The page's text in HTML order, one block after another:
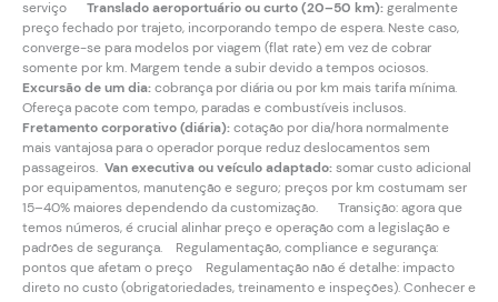
serviço Translado aeroportuário ou curto (20–50 km):geralmente
preço fechado por trajeto, incorporando tempo de espera. Neste caso,
converge-se para modelos por viagem (flat rate) em vez de cobrar
somente por km. Margem tende a subir devido a tempos ociosos.
Excursão de um dia:cobrança por diária ou por km mais tarifa mínima.
Ofereça pacote com tempo, paradas e combustíveis inclusos.
Fretamento corporativo (diária):cotação por dia/hora normalmente
mais vantajosa para o operador porque reduz deslocamentos sem
passageiros. Van executiva ou veículo adaptado:somar custo adicional
por equipamentos, manutenção e seguro; preços por km costumam ser
15–40% maiores dependendo da customização. Transição: agora que
temos números, é crucial alinhar preço e operação com a legislação e
padrões de segurança. Regulamentação, compliance e segurança:
pontos que afetam o preço Regulamentação não é detalhe: impacto
direto no custo (obrigatoriedades, treinamento e inspeções). Conhecer e